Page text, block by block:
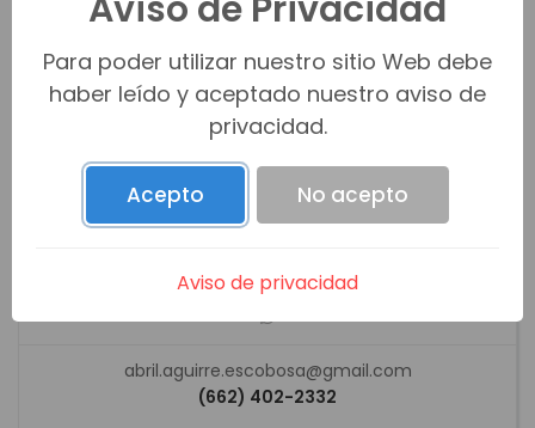
ABRIL AGUIRRE ESCOBOSA
abril.aguirre.escobosa@gmail.com
(662) 402-2332
Para poder utilizar nuestro sitio Web debe
haber leído y aceptado nuestro aviso de
privacidad.
Acepto No acepto
Aviso de privacidad